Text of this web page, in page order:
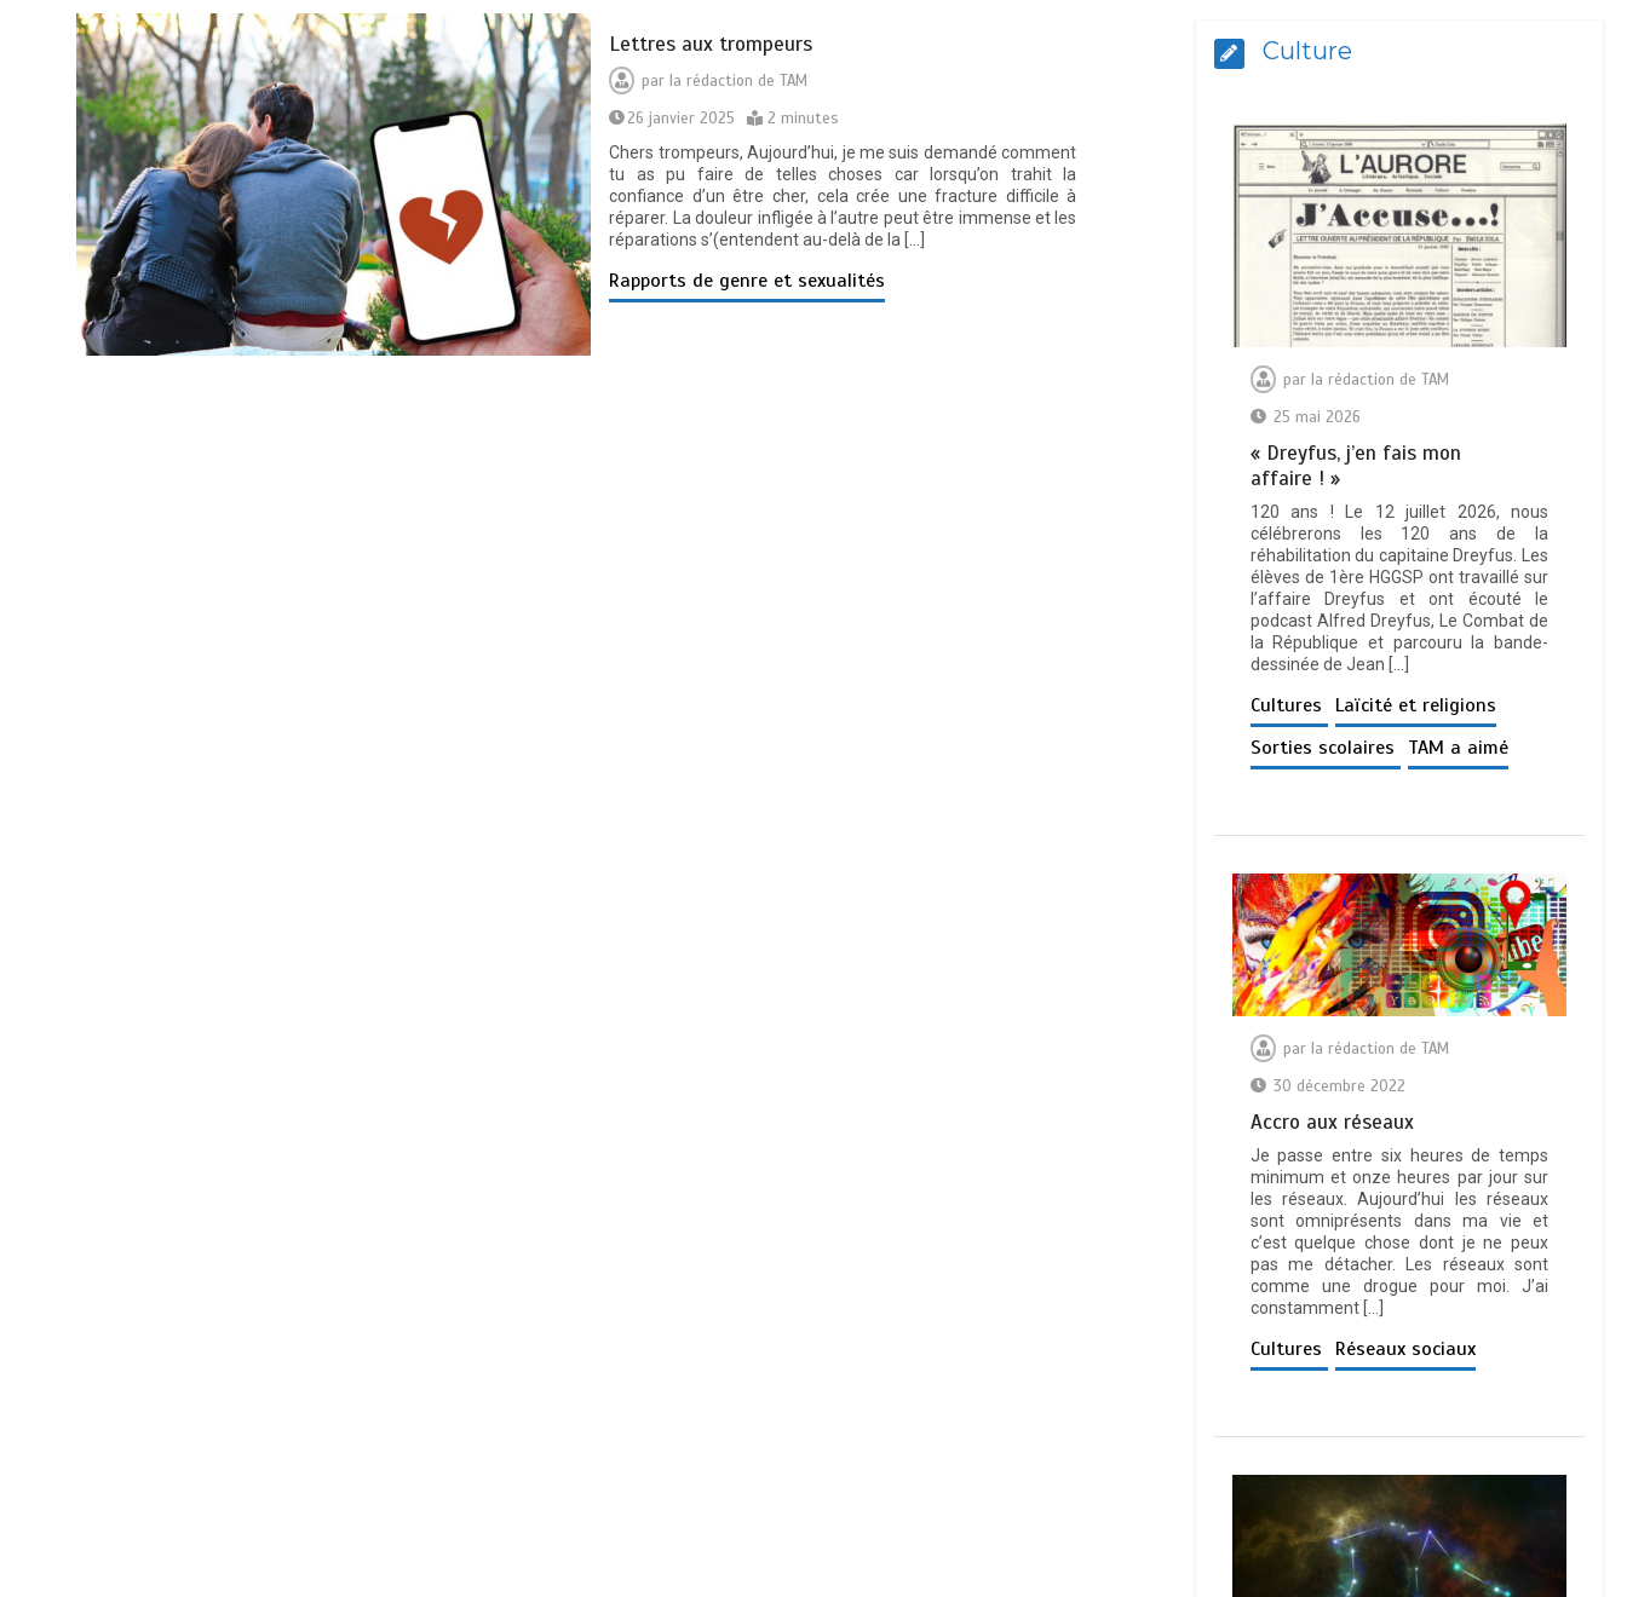
Lettres aux trompeurs
parla rédaction de TAM
26 janvier 2025
2 minutes
Chers trompeurs, Aujourd’hui, je me suis demandé comment
tu as pu faire de telles choses car lorsqu’on trahit la
confiance d’un être cher, cela crée une fracture difficile à
réparer. La douleur infligée à l’autre peut être immense et les
réparations s’(entendent au-delà de la […]
Rapports de genre et sexualités
Culture
par la rédaction de TAM
25 mai 2026
« Dreyfus, j’en fais mon
affaire ! »
120 ans ! Le 12 juillet 2026, nous
célébrerons les 120 ans de la
réhabilitation du capitaine Dreyfus. Les
élèves de 1ère HGGSP ont travaillé sur
l’affaire Dreyfus et ont écouté le
podcast Alfred Dreyfus, Le Combat de
la République et parcouru la bande-
dessinée de Jean […]
Cultures
Laïcité et religions
Sorties scolaires
TAM a aimé
par la rédaction de TAM
30 décembre 2022
Ассrо аuх réѕеаuх
Je passe entre six heures de temps
minimum et onze heures par jour sur
les réseaux. Aujourd’hui les réseaux
sont omniprésents dans ma vie et
c’est quelque chose dont je ne peux
pas me détacher. Les réseaux sont
comme une drogue pour moi. J’ai
constamment […]
Cultures Réseaux sociaux